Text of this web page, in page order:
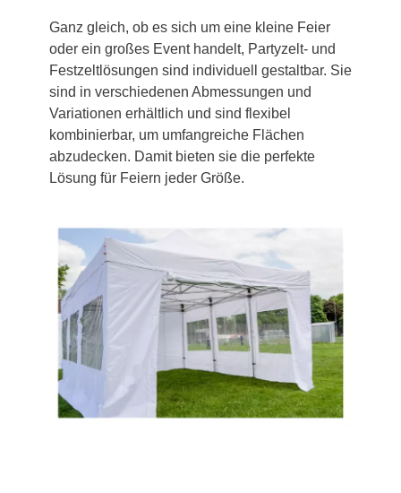
Ganz gleich, ob es sich um eine kleine Feier
oder ein großes Event handelt, Partyzelt- und
Festzeltlösungen sind individuell gestaltbar. Sie
sind in verschiedenen Abmessungen und
Variationen erhältlich und sind flexibel
kombinierbar, um umfangreiche Flächen
abzudecken. Damit bieten sie die perfekte
Lösung für Feiern jeder Größe.